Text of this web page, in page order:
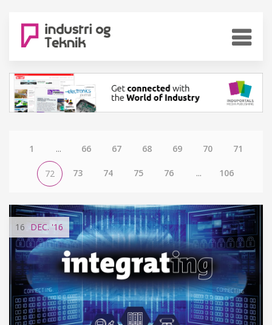
1 ... 66 67 68 69 70 71
72 73 74 75 76 ... 106
16 DEC. '16